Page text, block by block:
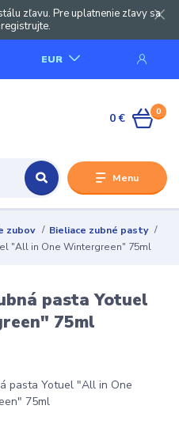
zľavu. Pre uplatnenie zľavy sa
Menu
EUR
0
0 €
zubov
Bieliace zubné pasty
"All in One Wintergreen" 75ml
pasta Yotuel
75ml